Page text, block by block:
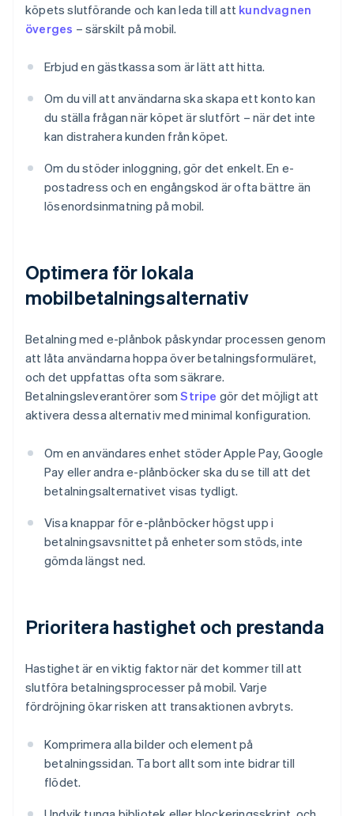
köpets slutförande och kan leda till att kundvagnen
överges – särskilt på mobil.
Erbjud en gästkassa som är lätt att hitta.
Om du vill att användarna ska skapa ett konto kan
du ställa frågan när köpet är slutfört – när det inte
kan distrahera kunden från köpet.
Om du stöder inloggning, gör det enkelt. En e-
postadress och en engångskod är ofta bättre än
lösenordsinmatning på mobil.
Optimera för lokala
mobilbetalningsalternativ
Betalning med e-plånbok påskyndar processen genom
att låta användarna hoppa över betalningsformuläret,
och det uppfattas ofta som säkrare.
Betalningsleverantörer somStripe gör det möjligt att
aktivera dessa alternativ med minimal konfiguration.
Om en användares enhet stöder Apple Pay, Google
Pay eller andra e-plånböcker ska du se till att det
betalningsalternativet visas tydligt.
Visa knappar för e-plånböcker högst upp i
betalningsavsnittet på enheter som stöds, inte
gömda längst ned.
Prioritera hastighet och prestanda
Hastighet är en viktig faktor när det kommer till att
slutföra betalningsprocesser på mobil. Varje
fördröjning ökar risken att transaktionen avbryts.
Komprimera alla bilder och element på
betalningssidan. Ta bort allt som inte bidrar till
flödet.